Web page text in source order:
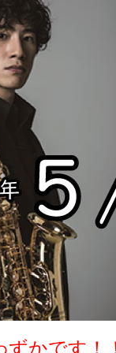
ずかです！